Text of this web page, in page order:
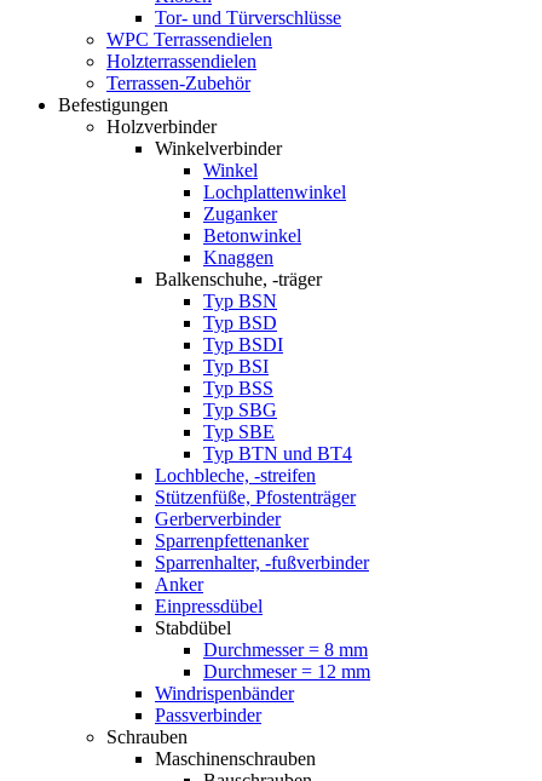
Tor- und Türverschlüsse
WPC Terrassendielen
Holzterrassendielen
Terrassen-Zubehör
Befestigungen
Holzverbinder
Winkelverbinder
Winkel
Lochplattenwinkel
Zuganker
Betonwinkel
Knaggen
Balkenschuhe, -träger
Typ BSN
Typ BSD
Typ BSDI
Typ BSI
Typ BSS
Typ SBG
Typ SBE
Typ BTN und BT4
Lochbleche, -streifen
Stützenfüße, Pfostenträger
Gerberverbinder
Sparrenpfettenanker
Sparrenhalter, -fußverbinder
Anker
Einpressdübel
Stabdübel
Durchmesser = 8 mm
Durchmeser = 12 mm
Windrispenbänder
Passverbinder
Schrauben
Maschinenschrauben